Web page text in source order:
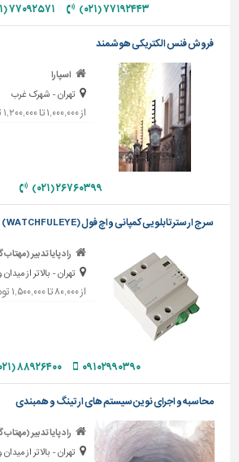
بهداشتی
و
ماشین
آلات
برقی،روشنایی،ایمنی
محوطه
و
نما
و
ساز
تاسیسات
ساختمان
ترافیک
و
سایر
۷۷۱۹۲۴۴۳ (۰۲۱) ۷۷۰۹۲۵۷۱ (۰۲۱)
فروش فنس الکتریکی هوشمند
اسپارا
تهران - شهرک غرب
از ۱,۰۰۰,۰۰۰ تا ۱,۲۰۰,۰۰۰ تومان
۲۶۷۶۰۳۹۹ (۰۲۱)
سرج ارسترتابلویی کمپانی واچ فول (WATCHFULEYE)
راد پایا تدبیر
تهران - بالاتر از
از ۸۰,۰۰۰ تا ۱,۵۰۰,۰۰۰ تومان
۰۹۱۰۲۹۹۰۳۹۰ ۸۸۹۲۶۴۰۰ (۰۲۱)
محاسبه و اجرای نوین سیستم های ارتینگ و همبندی
راد پایا تدبیر
تهران - بالاتر از